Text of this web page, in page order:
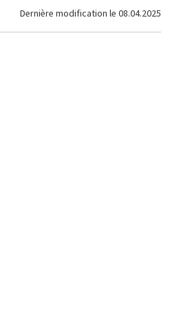
Dernière modification le 08.04.2025